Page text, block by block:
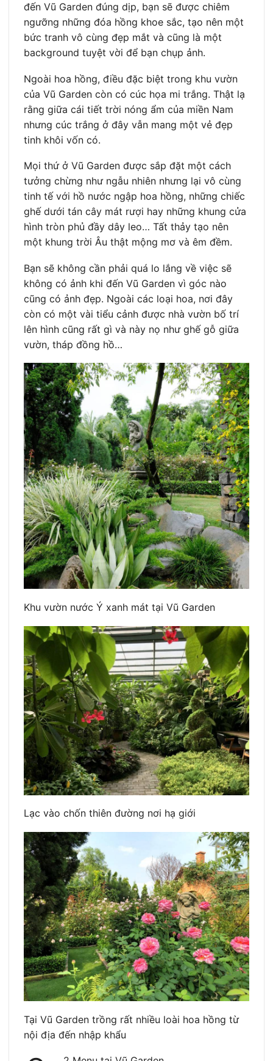
đến Vũ Garden đúng dịp, bạn sẽ được chiêm
ngưỡng những đóa hồng khoe sắc, tạo nên một
bức tranh vô cùng đẹp mắt và cũng là một
background tuyệt vời để bạn chụp ảnh.
Ngoài hoa hồng, điều đặc biệt trong khu vườn
của Vũ Garden còn có cúc họa mi trắng. Thật lạ
rằng giữa cái tiết trời nóng ẩm của miền Nam
nhưng cúc trắng ở đây vẫn mang một vẻ đẹp
tinh khôi vốn có.
Mọi thứ ở Vũ Garden được sắp đặt một cách
tưởng chừng như ngẫu nhiên nhưng lại vô cùng
tinh tế với hồ nước ngập hoa hồng, những chiếc
ghế dưới tán cây mát rượi hay những khung cửa
hình tròn phủ đầy dây leo… Tất thảy tạo nên
một khung trời Âu thật mộng mơ và êm đềm.
Bạn sẽ không cần phải quá lo lắng về việc sẽ
không có ảnh khi đến Vũ Garden vì góc nào
cũng có ảnh đẹp. Ngoài các loại hoa, nơi đây
còn có một vài tiểu cảnh được nhà vườn bố trí
lên hình cũng rất gì và này nọ như ghế gỗ giữa
vườn, tháp đồng hồ…
Khu vườn nước Ý xanh mát tại Vũ Garden
Lạc vào chốn thiên đường nơi hạ giới
Tại Vũ Garden trồng rất nhiều loài hoa hồng từ
nội địa đến nhập khẩu